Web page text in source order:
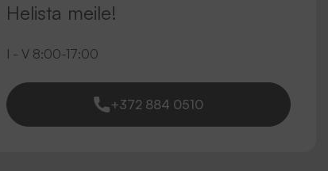
Helista meile!
I - V 8:00-17:00
+372 884 0510